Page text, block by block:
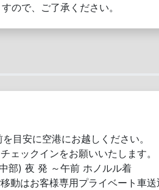
ので、ご了承ください。
目安に空港にお越しください。
ェックインをお願いいたします。
部) 夜 発 ～午前 ホノルル着
動はお客様専用プライベート車送